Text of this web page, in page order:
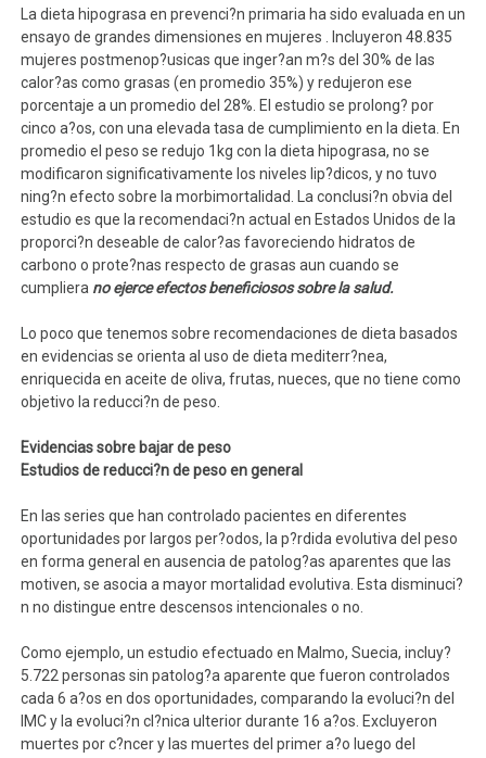
La dieta hipograsa en prevenci?n primaria ha sido evaluada en un
ensayo de grandes dimensiones en mujeres . Incluyeron 48.835
mujeres postmenop?usicas que inger?an m?s del 30% de las
calor?as como grasas (en promedio 35%) y redujeron ese
porcentaje a un promedio del 28%. El estudio se prolong? por
cinco a?os, con una elevada tasa de cumplimiento en la dieta. En
promedio el peso se redujo 1kg con la dieta hipograsa, no se
modificaron significativamente los niveles lip?dicos, y no tuvo
ning?n efecto sobre la morbimortalidad. La conclusi?n obvia del
estudio es que la recomendaci?n actual en Estados Unidos de la
proporci?n deseable de calor?as favoreciendo hidratos de
carbono o prote?nas respecto de grasas aun cuando se
cumpliera no ejerce efectos beneficiosos sobre la salud.
Lo poco que tenemos sobre recomendaciones de dieta basados
en evidencias se orienta al uso de dieta mediterr?nea,
enriquecida en aceite de oliva, frutas, nueces, que no tiene como
objetivo la reducci?n de peso.
Evidencias sobre bajar de peso
Estudios de reducci?n de peso en general
En las series que han controlado pacientes en diferentes
oportunidades por largos per?odos, la p?rdida evolutiva del peso
en forma general en ausencia de patolog?as aparentes que las
motiven, se asocia a mayor mortalidad evolutiva. Esta disminuci?
n no distingue entre descensos intencionales o no.
Como ejemplo, un estudio efectuado en Malmo, Suecia, incluy?
5.722 personas sin patolog?a aparente que fueron controlados
cada 6 a?os en dos oportunidades, comparando la evoluci?n del
IMC y la evoluci?n cl?nica ulterior durante 16 a?os. Excluyeron
muertes por c?ncer y las muertes del primer a?o luego del